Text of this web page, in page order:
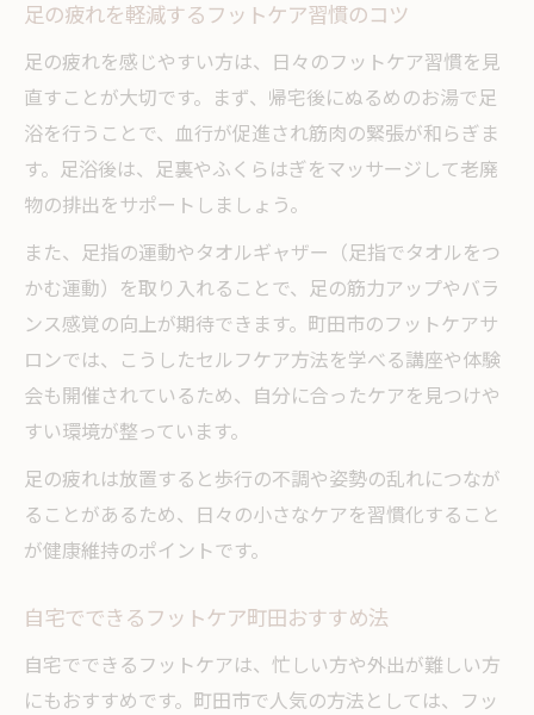
足の疲れを軽減するフットケア習慣のコツ
足の疲れを感じやすい方は、日々のフットケア習慣を見
直すことが大切です。まず、帰宅後にぬるめのお湯で足
浴を行うことで、血行が促進され筋肉の緊張が和らぎま
す。足浴後は、足裏やふくらはぎをマッサージして老廃
物の排出をサポートしましょう。
また、足指の運動やタオルギャザー（足指でタオルをつ
かむ運動）を取り入れることで、足の筋力アップやバラ
ンス感覚の向上が期待できます。町田市のフットケアサ
ロンでは、こうしたセルフケア方法を学べる講座や体験
会も開催されているため、自分に合ったケアを見つけや
すい環境が整っています。
足の疲れは放置すると歩行の不調や姿勢の乱れにつなが
ることがあるため、日々の小さなケアを習慣化すること
が健康維持のポイントです。
自宅でできるフットケア町田おすすめ法
自宅でできるフットケアは、忙しい方や外出が難しい方
にもおすすめです。町田市で人気の方法としては、フッ